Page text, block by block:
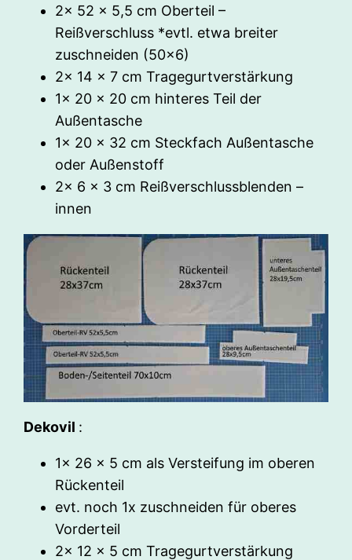
2x 52 x 5,5 cm Oberteil –
Reißverschluss *evtl. etwa breiter
zuschneiden (50×6)
2x 14 x 7 cm Tragegurtverstärkung
1x 20 x 20 cm hinteres Teil der
Außentasche
1x 20 x 32 cm Steckfach Außentasche
oder Außenstoff
2x 6 x 3 cm Reißverschlussblenden –
innen
Dekovil :
1x 26 x 5 cm als Versteifung im oberen
Rückenteil
evt. noch 1x zuschneiden für oberes
Vorderteil
2x 12 x 5 cm Tragegurtverstärkung